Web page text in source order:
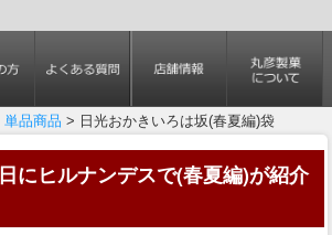
単品商品 > 日光おかきいろは坂(春夏編)袋